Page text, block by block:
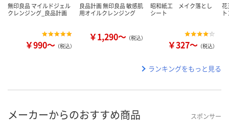
無印良品 マイルドジェル
クレンジング_良品計画
￥990～ （税込）
良品計画 無印良品 敏感肌
用オイルクレンジング
￥1,290～ （税込）
昭和紙工 メイク落とし
シート
￥327～ （税込）
花
ランキングをもっと見る
メーカーからのおすすめ商品 スポンサー